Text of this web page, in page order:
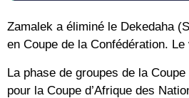
Zamalek a éliminé le Dekedaha
en Coupe de la Confédération.
La phase de groupes de la
pour la Coupe d’Afrique des